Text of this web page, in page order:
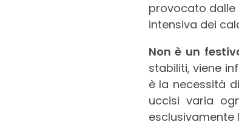
provocato
intensiva dei
Non è un
stabiliti, viene
è la necessità
uccisi varia